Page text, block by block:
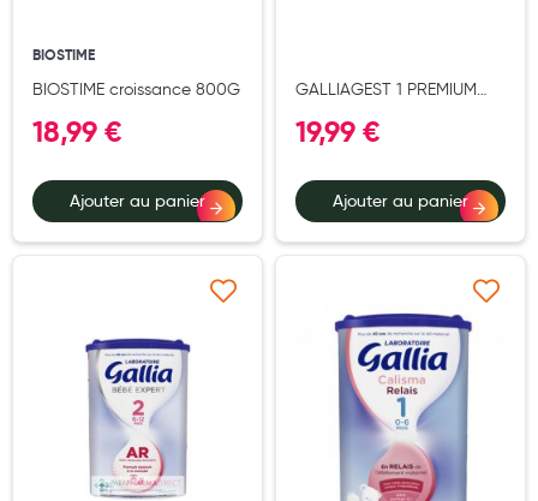
Appareils
Soins jambes lourdes
Contactologie
Douleurs articulaires et musculaires
Santé séniors
Anti acariens, anti gale, anti tiques, insectifuges
Vétérinaire
BIOSTIME
BIOSTIME croissance 800G
18,99 €
Ajouter au panier
GALLIAGEST 1 PREMIUM
19,99 €
Ajouter au panier
Ajouter à ma liste d’envie Ajouter à ma liste